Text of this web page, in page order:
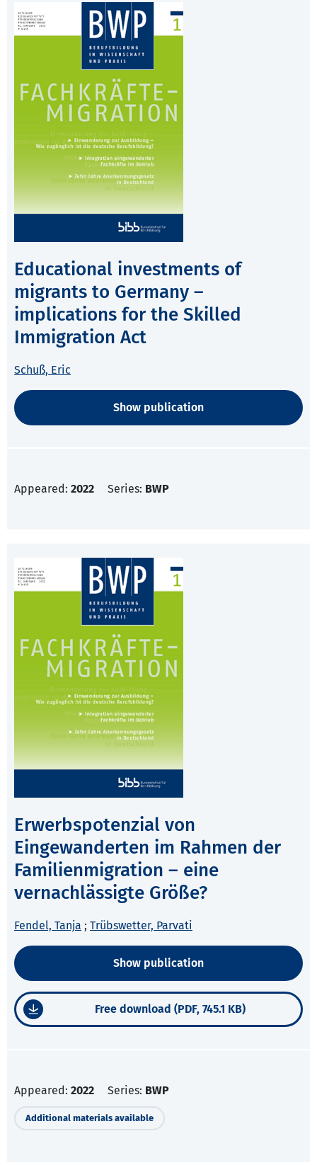
Educational investments of
migrants to Germany –
implications for the Skilled
Immigration Act
Schuß, Eric
Show publication
Appeared: 2022 Series: BWP
Erwerbspotenzial von
Eingewanderten im Rahmen der
Familienmigration – eine
vernachlässigte Größe?
Fendel, Tanja ; Trübswetter, Parvati
Show publication
Free download (PDF, 745.1 KB)
Appeared: 2022 Series: BWP
Additional materials available